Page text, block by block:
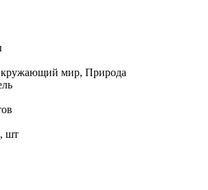
мир, Природа
шт